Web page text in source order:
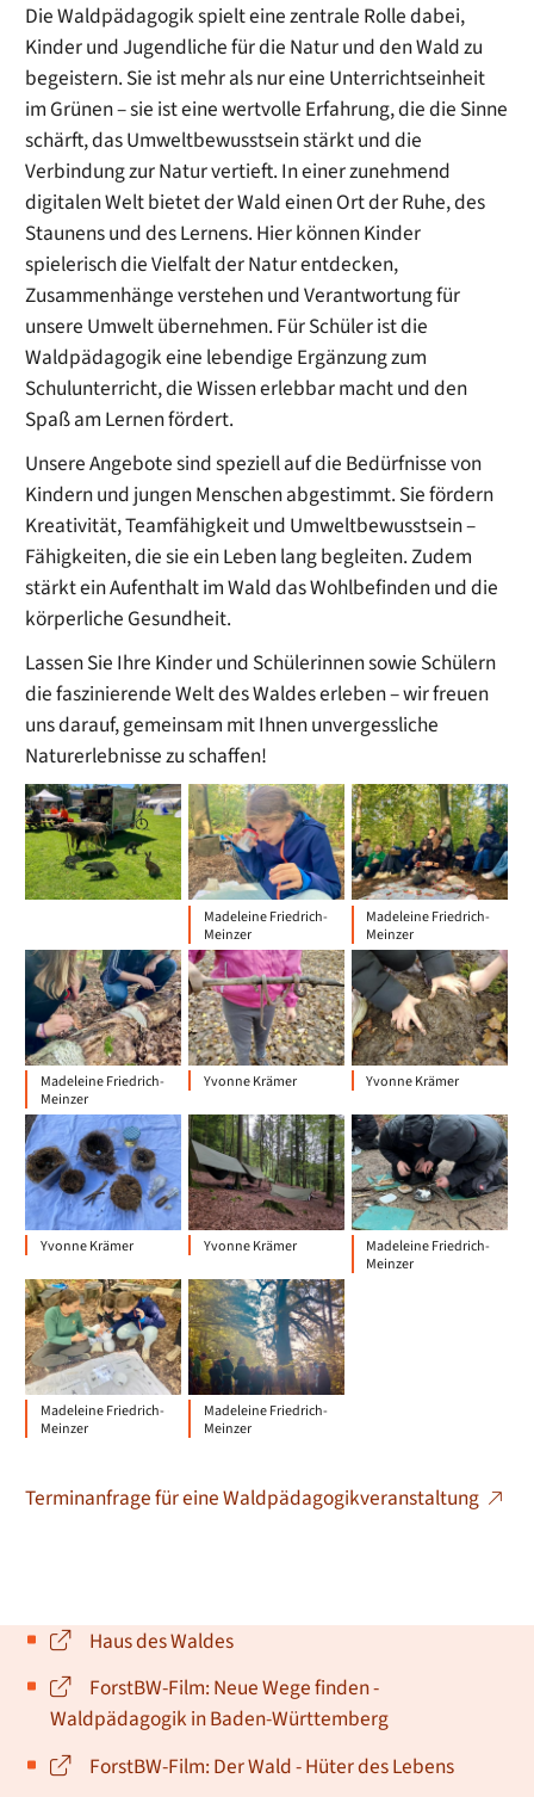
Die Waldpädagogik spielt eine zentrale Rolle dabei,
Kinder und Jugendliche für die Natur und den Wald zu
begeistern. Sie ist mehr als nur eine Unterrichtseinheit
im Grünen – sie ist eine wertvolle Erfahrung, die die Sinne
schärft, das Umweltbewusstsein stärkt und die
Verbindung zur Natur vertieft. In einer zunehmend
digitalen Welt bietet der Wald einen Ort der Ruhe, des
Staunens und des Lernens. Hier können Kinder
spielerisch die Vielfalt der Natur entdecken,
Zusammenhänge verstehen und Verantwortung für
unsere Umwelt übernehmen. Für Schüler ist die
Waldpädagogik eine lebendige Ergänzung zum
Schulunterricht, die Wissen erlebbar macht und den
Spaß am Lernen fördert.
Unsere Angebote sind speziell auf die Bedürfnisse von
Kindern und jungen Menschen abgestimmt. Sie fördern
Kreativität, Teamfähigkeit und Umweltbewusstsein –
Fähigkeiten, die sie ein Leben lang begleiten. Zudem
stärkt ein Aufenthalt im Wald das Wohlbefinden und die
körperliche Gesundheit.
Lassen Sie Ihre Kinder und Schülerinnen sowie Schülern
die faszinierende Welt des Waldes erleben – wir freuen
uns darauf, gemeinsam mit Ihnen unvergessliche
Naturerlebnisse zu schaffen!
Madeleine Friedrich-
Meinzer
Madeleine Friedrich-
Meinzer
Madeleine Friedrich-
Meinzer
Yvonne Krämer Yvonne Krämer
Yvonne Krämer Yvonne Krämer
Madeleine Friedrich-
Meinzer
Madeleine Friedrich-
Meinzer
Madeleine Friedrich-
Meinzer
Terminanfrage für eine Waldpädagogikveranstaltung
Haus des Waldes
ForstBW-Film: Neue Wege finden -
Waldpädagogik in Baden-Württemberg
ForstBW-Film: Der Wald - Hüter des Lebens